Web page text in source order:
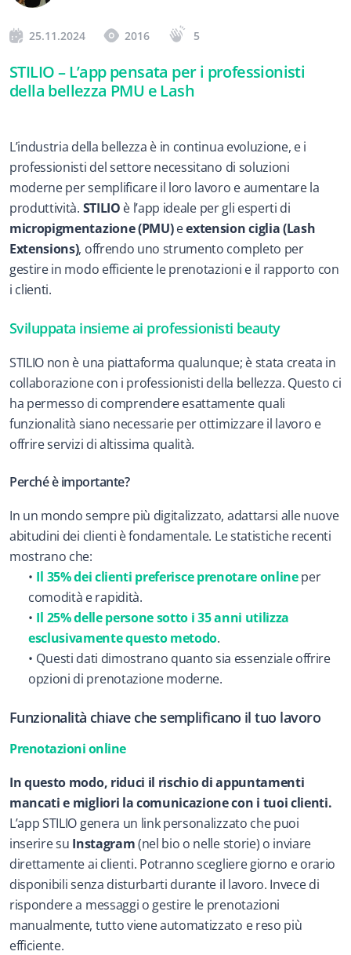
25.11.2024 2016 5
STILIO – L’app pensata per i professionisti
della bellezza PMU e Lash
L’industria della bellezza è in continua evoluzione, e i
professionisti del settore necessitano di soluzioni
moderne per semplificare il loro lavoro e aumentare la
produttività. STILIO
micropigmentazione (PMU) e extension ciglia (Lash
Extensions), offrendo uno strumento completo per
gestire in modo efficiente le prenotazioni e il rapporto con
i clienti.
Sviluppata insieme ai professionisti beauty
STILIO non è una piattaforma qualunque; è stata creata in
collaborazione con i professionisti della bellezza. Questo ci
ha permesso di comprendere esattamente quali
funzionalità siano necessarie per ottimizzare il lavoro e
offrire servizi di altissima qualità.
Perché è importante?
In un mondo sempre più digitalizzato, adattarsi alle nuove
abitudini dei clienti è fondamentale. Le statistiche recenti
mostrano che:
Il 35% dei clienti preferisce prenotare online per
comodità e rapidità.
Il 25% delle persone sotto i 35 anni utilizza
esclusivamente questo metodo.
Questi dati dimostrano quanto sia essenziale offrire
opzioni di prenotazione moderne.
Funzionalità chiave che semplificano il tuo lavoro
Prenotazioni online
In questo modo, riduci il rischio di appuntamenti
mancati e migliori la comunicazione con i tuoi clienti.
L’app STILIO genera un link personalizzato che puoi
inserire su Instagram (nel bio o nelle storie) o inviare
direttamente ai clienti. Potranno scegliere giorno e orario
disponibili senza disturbarti durante il lavoro. Invece di
rispondere a messaggi o gestire le prenotazioni
manualmente, tutto viene automatizzato e reso più
efficiente.